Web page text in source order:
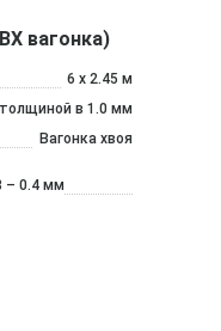
вагонка)
6 х 2.45 м
в 1.0 мм
Вагонка хвоя
– 0.4 мм